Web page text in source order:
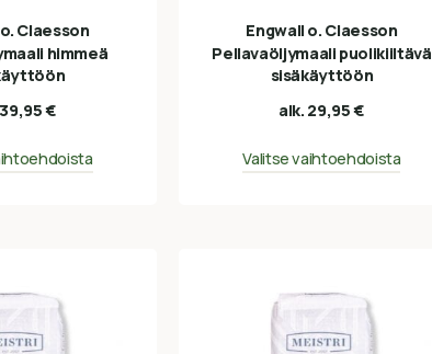
Claesson
himmeä
39,95€
Engwall o. Claesson
Pellavaöljymaali puolikiiltävä
sisäkäyttöön
alk. 29,95€
Valitse vaihtoehdoista